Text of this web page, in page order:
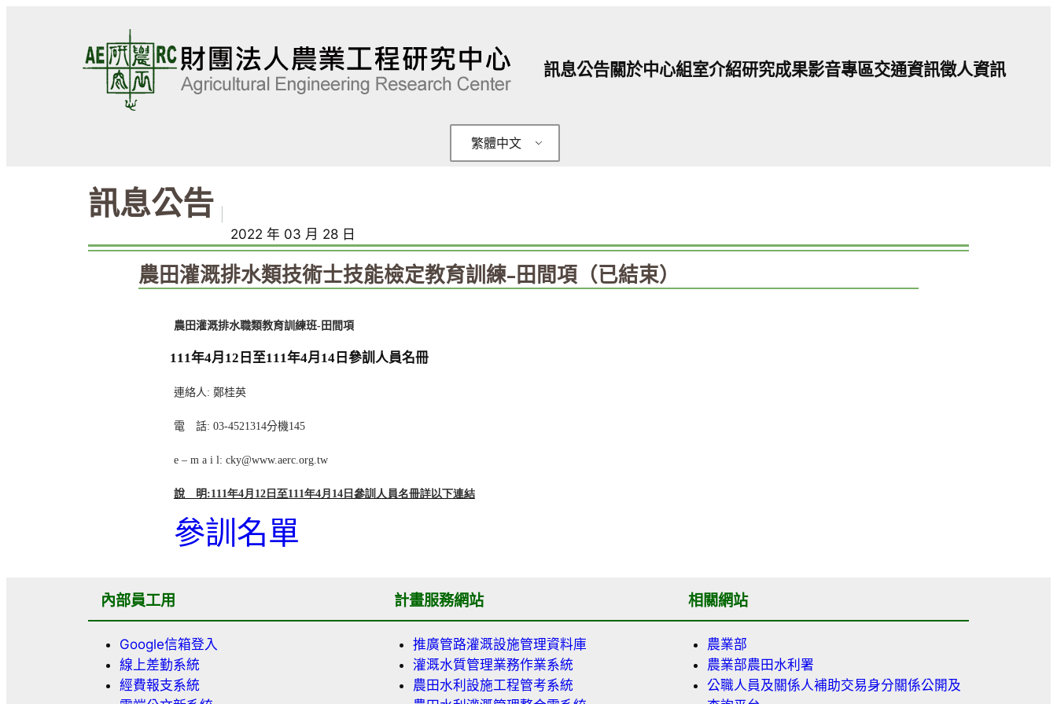
訊息公告關於中心組室介紹研究成果影音專區交通資訊徵人資訊
繁體中文
訊息公告
2022 年 03 月 28 日
農田灌溉排水類技術士技能檢定教育訓練-田間項（已結束）
農田灌溉排水職類教育訓練班-田間項
111年4月12日至111年4月14日參訓人員名冊
連絡人: 鄭桂英
電 話: 03-4521314分機145
e – m a i l: cky@www.aerc.org.tw
說 明 :111年4月12日至111年4月14日參訓人員名冊詳以下連結
參訓名單
內部員工用
Google信箱登入
線上差勤系統
經費報支系統
計畫服務網站
推廣管路灌溉設施管理資料庫
灌溉水質管理業務作業系統
農田水利設施工程管考系統
相關網站
農業部
農業部農田水利署
公職人員及關係人補助交易身分關係公開及